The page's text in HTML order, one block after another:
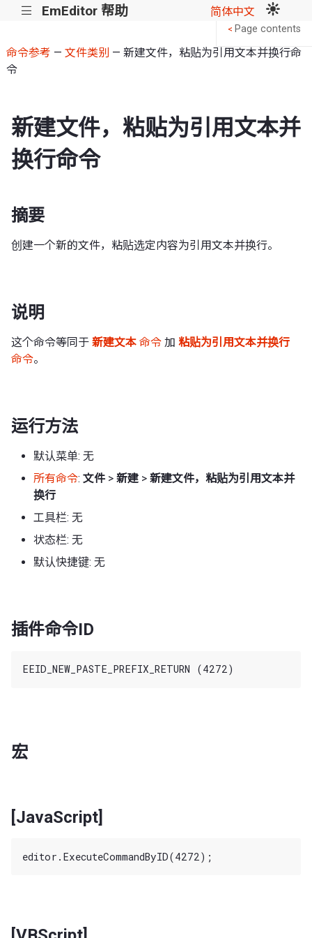
||| EmEditor 帮助 简体中文
命令参考 — 文件类别 — 新建文件，粘贴为引用文本并换行命
令
新建文件，粘贴为引用文本并
换行命令
摘要
创建一个新的文件，粘贴选定内容为引用文本并换行。
说明
这个命令等同于 新建文本 命令 加 粘贴为引用文本并换行
命令。
运行方法
默认菜单: 无
所有命令: 文件 > 新建 > 新建文件，粘贴为引用文本并
换行
工具栏: 无
状态栏: 无
默认快捷键: 无
插件命令ID
宏
[JavaScript]
< Page contents